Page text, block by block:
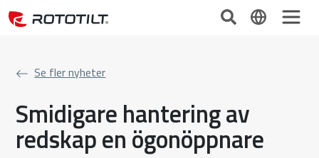
Se fler nyheter
Smidigare hantering av
redskap en ögonöppnare